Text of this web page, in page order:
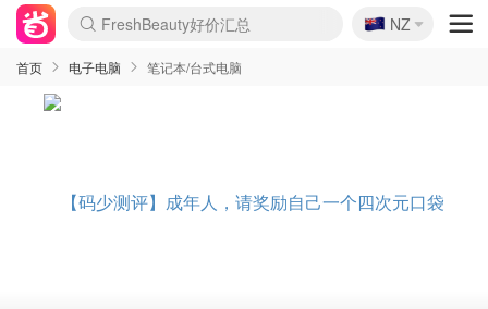
lululemon折扣上新
Sasa美妆护肤3.5折
SSENSE年中3折
FreshBeauty好价汇总
Cettire降价+叠9折
WWS Coles超市实拍
viagogo二手票捡漏
Myer超级周末1折
The Outnet奢牌1折起
David Jones 3折起
Flannels大牌1折
Perfumes Club护肤1折
AMIRO返校季6.2折
Amazon折扣汇总
eToro入金$200送$50
Amazon数码好物
ICONIC本周7.5折
ThedoubleF高奢地板价
Moose Knuckles 6折
丝芙兰5折起
EUFY官网3.7折起
Selenichast首饰2折
Trip机票酒店促销
YSL送5件彩妆礼
Amazon家居好物
Amazon美妆护肤
雅漾大喷$8
过敏原检测盒$33
伊索独家赠50ml沐浴露
科颜氏清仓3折
SEALIFE海洋馆门票6折
丝塔芙大白罐$16
订阅Newsletter送香薰
Cult Beauty 6.8折
Harrods圣诞日历2.3折
LN-CC奢牌私促3折
d'Alba空姐喷雾$16
EVE LOM套装逆天2折
Bernardelli独家4折
Adore Beauty 6折起
CT圣诞日历
Mytheresa奢品2.7折
Luxury Escapes 9折
Currentbody美容仪9折
MOON Garden Live
Roborock扫地机3.7折
Tingo Life水杯$24
Valentino官网5折
CR洗发护发6.3折
修丽可套装7.4折
Myer彩妆2件7折
GANNI官网4.5折
Stylevana韩妆4折
Tessabit高奢8.5折
OGX洗护4折
Amazon阿德莱德次日达
卡诗8.5折+赠礼
Philips Hue灯具8折
🇳🇿
NZ
首页 电子电脑 笔记本/台式电脑